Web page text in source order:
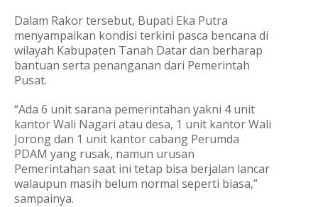
Dalam Rakor tersebut, Bupati Eka Putra
menyampaikan kondisi terkini pasca bencana di
wilayah Kabupaten Tanah Datar dan berharap
bantuan serta penanganan dari Pemerintah
Pusat.
“Ada 6 unit sarana pemerintahan yakni 4 unit
kantor Wali Nagari atau desa, 1 unit kantor Wali
Jorong dan 1 unit kantor cabang Perumda
PDAM yang rusak, namun urusan
Pemerintahan saat ini tetap bisa berjalan lancar
walaupun masih belum normal seperti biasa,”
sampainya.